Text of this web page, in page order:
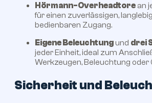
Hörmann-Overheadtore an
für einen zuverlässigen,
bedienbaren Zugang.
Eigene Beleuchtungund drei
jeder Einheit, ideal zum
Werkzeugen, Beleuchtung oder
Sicherheit und